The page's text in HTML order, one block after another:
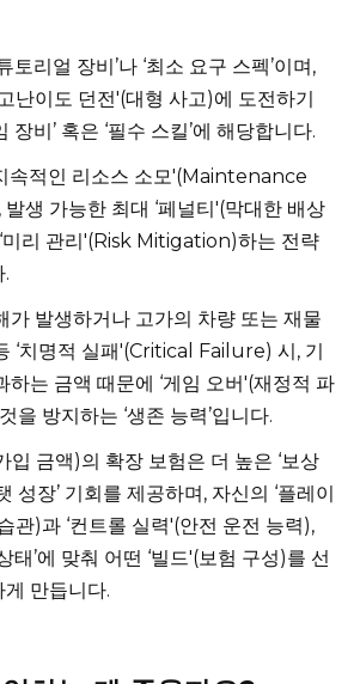
토리얼 장비’나 ‘최소 요구 스펙’이며,
난이도 던전'(대형 사고)에 도전하기
장비’ 혹은 ‘필수 스킬’에 해당합니다.
속적인 리소스 소모'(Maintenance
생 가능한 최대 ‘페널티'(막대한 배상
미리 관리'(Risk Mitigation)하는 전략
가 발생하거나 고가의 차량 또는 재물
‘치명적 실패'(Critical Failure) 시, 기
하는 금액 때문에 ‘게임 오버'(재정적 파
을 방지하는 ‘생존 능력’입니다.
입 금액)의 확장 보험은 더 높은 ‘보상
성장’ 기회를 제공하며, 자신의 ‘플레이
관)과 ‘컨트롤 실력'(안전 운전 능력),
태’에 맞춰 어떤 ‘빌드'(보험 구성)를 선
만듭니다.